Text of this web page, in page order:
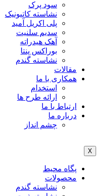
سود پرک
نشاسته کاتیونیک
پلی اکریل آمید
سدیم سلنیت
آهک هیدراته
بوراکس پنتا
نشاسته گندم
مقالات
همکاری با ما
استخدام
ارائه طرح ها
ارتباط با ما
درباره ما
چشم انداز
X
پگاه محیط
محصولات
نشاسته گندم